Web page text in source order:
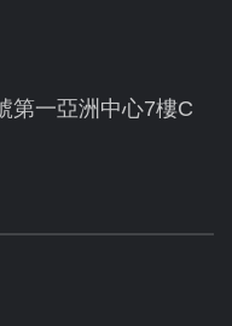
第一亞洲中心7樓C